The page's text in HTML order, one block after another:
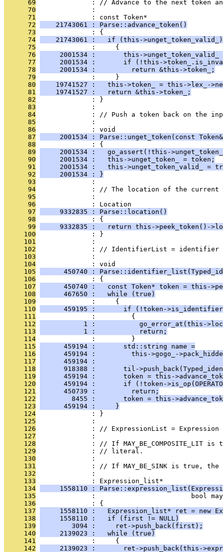
      69
: // Advance to the next token
      70
              :
      71
              : const Token*
      72
    21743061 : Parse::advance_token()
      73
              : {
      74
    21743061 :   if (this->unget_token_valid_)
      75
              :     {
      76
2001534 :       this->unget_token_valid_
      77
2001534 :       if (!this-
      78
     2001534 :         return &this->token_;
      79
              :     }
      80
19741527 :   this->token_ = this->lex_-
      81
    19741527 :   return &this->token_;
      82
              : }
      83
              :
      84
: // Push a token back on the
      85
              :
      86
              : void
      87
2001534 : Parse::unget_token(const
      88
              : {
      89
2001534 :   go_assert(!this-
      90
     2001534 :   this->unget_token_ = token;
      91
2001534 :   this->unget_token_valid_ =
      92
     2001534 : }
      93
              :
      94
: // The location of the current
      95
              :
      96
              : Location
      97
     9332835 : Parse::location()
      98
              : {
      99
9332835 :   return this->peek_token()-
     100
              : }
     101
              :
     102
: // IdentifierList = identifier
     103
              :
     104
              : void
     105
450740 :
     106
              : {
     107
450740 :   const Token* token = this-
     108
      467650 :   while (true)
     109
              :     {
     110
459195 :       if (!token-
     111
              :         {
     112
1 :           go_error_at(this-
     113
           1 :           return;
     114
              :         }
     115
      459194 :       std::string name =
     116
459194 :         this->gogo_-
     117
459194 :
     118
918388 :       til-
     119
459194 :       token = this-
     120
459194 :       if (!token-
     121
      450739 :         return;
     122
8455 :       token = this-
     123
      459194 :     }
     124
              : }
     125
              :
     126
: // ExpressionList = Expression
     127
              :
     128
: // If MAY_BE_COMPOSITE_LIT is
     129
              : // literal.
     130
              :
     131
: // If MAY_BE_SINK is true,
     132
              :
     133
              : Expression_list*
     134
1558110 :
     135
:                        bool
     136
              : {
     137
1558110 :   Expression_list* ret = new
     138
     1558110 :   if (first != NULL)
     139
        3094 :     ret->push_back(first);
     140
     2139023 :   while (true)
     141
              :     {
     142
2139023 :       ret->push_back(this-